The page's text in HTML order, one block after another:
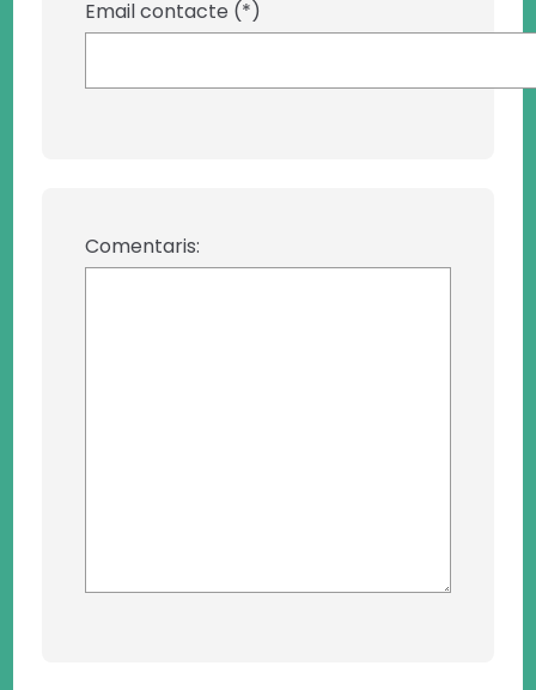
Email contacte (*)
Comentaris: